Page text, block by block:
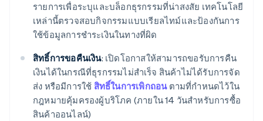
รายการเพื่อระบุและบล็อกธุรกรรมที่น่าสงสัย เทคโนโลยี
เหล่านี้ตรวจสอบกิจกรรมแบบเรียลไทม์และป้องกันการ
ใช้ข้อมูลการชำระเงินในทางที่ผิด
สิทธิ์การขอคืนเงิน: เปิดโอกาสให้สามารถขอรับการคืน
เงินได้ในกรณีที่ธุรกรรมไม่สำเร็จ สินค้าไม่ได้รับการจัด
ส่ง หรือมีการใช้ สิทธิ์ในการเพิกถอนตามที่กำหนดไว้ใน
กฎหมายคุ้มครองผู้บริโภค (ภายใน 14 วันสำหรับการซื้อ
สินค้าออนไลน์)